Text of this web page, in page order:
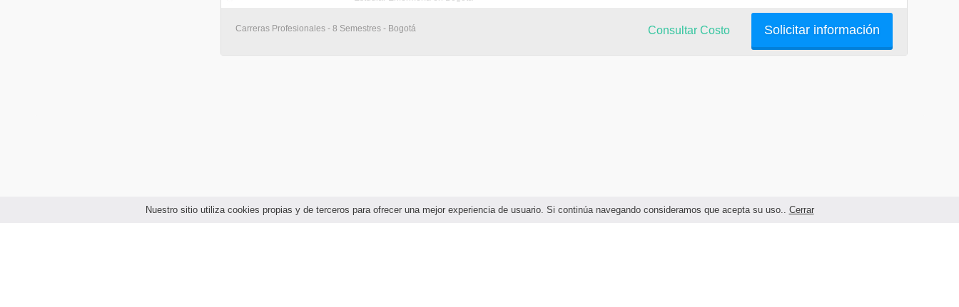
Nuestro sitio utiliza cookies propias y de terceros para ofrecer una mejor experiencia de usuario. Si continúa navegando consideramos que acepta su uso.. Cerrar
Carreras Profesionales - 8 Semestres - Bogotá Solicitar información
Consultar Costo